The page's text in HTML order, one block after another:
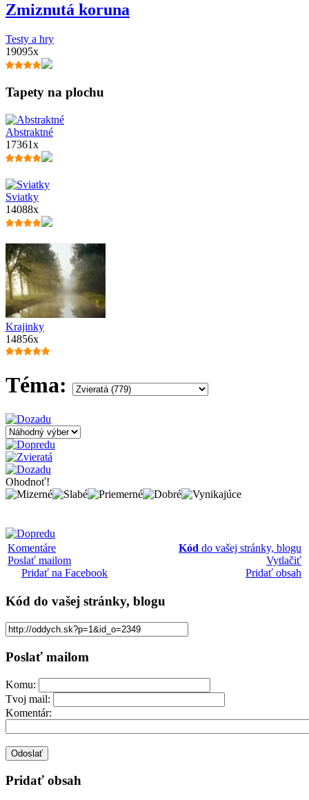
Zmiznutá koruna
Testy a hry
19095x
Tapety na plochu
Abstraktné
17361x
Sviatky
14088x
Krajinky
14856x
Téma:
Ohodnoť!
Komentáre
Poslať mailom
Pridať na Facebook
Kód do vašej stránky, blogu
Vytlačiť
Pridať obsah
Kód do vašej stránky, blogu
Poslať mailom
Komu:
Tvoj mail:
Komentár:
Pridať obsah